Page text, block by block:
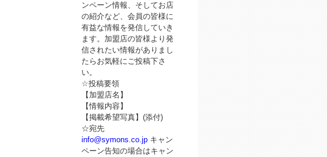
ンペーン情報、そしてお店
の紹介など、会員の皆様に
有益な情報を発信していき
ます。加盟店の皆様より発
信されたい情報がありまし
たらお気軽にご投稿下さ
い。
☆投稿要領
【加盟店名】
【情報内容】
【掲載希望写真】(添付)
☆宛先
info@symons.co.jpキャン
ペーン告知の場合はキャン